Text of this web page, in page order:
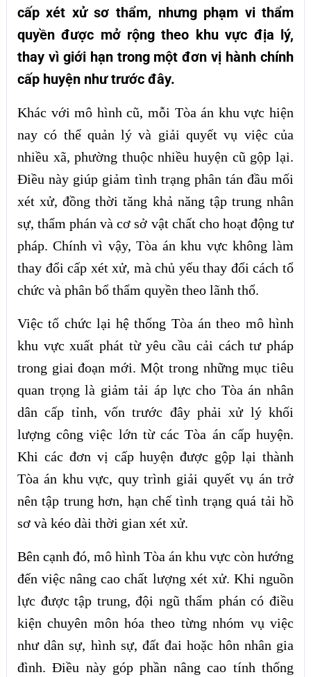
cấp xét xử sơ thẩm, nhưng phạm vi thẩm
quyền được mở rộng theo khu vực địa lý,
thay vì giới hạn trong một đơn vị hành chính
cấp huyện như trước đây.
Khác với mô hình cũ, mỗi Tòa án khu vực hiện
nay có thể quản lý và giải quyết vụ việc của
nhiều xã, phường thuộc nhiều huyện cũ gộp lại.
Điều này giúp giảm tình trạng phân tán đầu mối
xét xử, đồng thời tăng khả năng tập trung nhân
sự, thẩm phán và cơ sở vật chất cho hoạt động tư
pháp. Chính vì vậy, Tòa án khu vực không làm
thay đổi cấp xét xử, mà chủ yếu thay đổi cách tổ
chức và phân bổ thẩm quyền theo lãnh thổ.
Việc tổ chức lại hệ thống Tòa án theo mô hình
khu vực xuất phát từ yêu cầu cải cách tư pháp
trong giai đoạn mới. Một trong những mục tiêu
quan trọng là giảm tải áp lực cho Tòa án nhân
dân cấp tỉnh, vốn trước đây phải xử lý khối
lượng công việc lớn từ các Tòa án cấp huyện.
Khi các đơn vị cấp huyện được gộp lại thành
Tòa án khu vực, quy trình giải quyết vụ án trở
nên tập trung hơn, hạn chế tình trạng quá tải hồ
sơ và kéo dài thời gian xét xử.
Bên cạnh đó, mô hình Tòa án khu vực còn hướng
đến việc nâng cao chất lượng xét xử. Khi nguồn
lực được tập trung, đội ngũ thẩm phán có điều
kiện chuyên môn hóa theo từng nhóm vụ việc
như dân sự, hình sự, đất đai hoặc hôn nhân gia
đình. Điều này góp phần nâng cao tính thống